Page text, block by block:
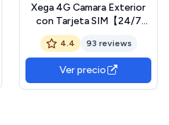
Xega 4G Camara Exterior
con Tarjeta SIM【24/7
Grabación Continua】 2K
PTZ Cámara Vigilancia con
Cable, Seguimiento
Automático AI Detección
Humano Instanrt Alerta,
4.4 93 reviews
Ver precio